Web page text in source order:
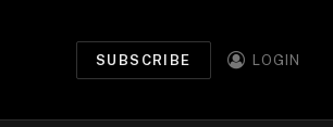
SUBSCRIBE LOGIN